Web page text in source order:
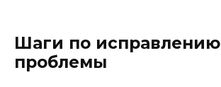
Шаги по исправлению
проблемы